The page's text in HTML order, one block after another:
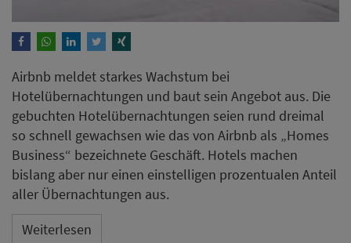
Airbnb meldet starkes Wachstum bei
Hotelübernachtungen und baut sein Angebot aus. Die
gebuchten Hotelübernachtungen seien rund dreimal
so schnell gewachsen wie das von Airbnb als „Homes
Business“ bezeichnete Geschäft. Hotels machen
bislang aber nur einen einstelligen prozentualen Anteil
aller Übernachtungen aus.
Weiterlesen